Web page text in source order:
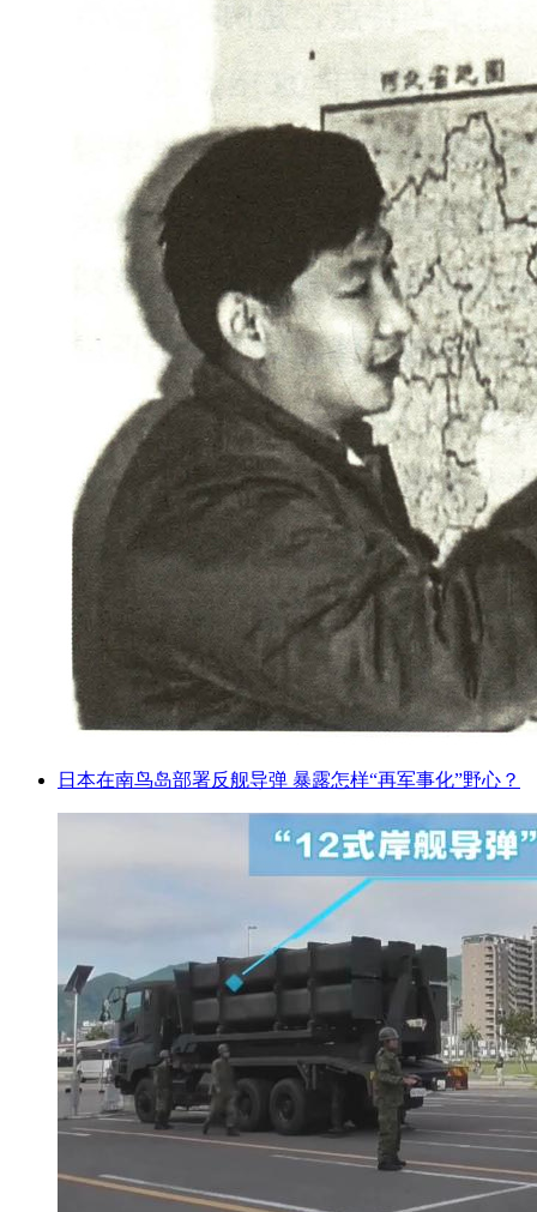
日本在南鸟岛部署反舰导弹 暴露怎样“再军事化”野心？